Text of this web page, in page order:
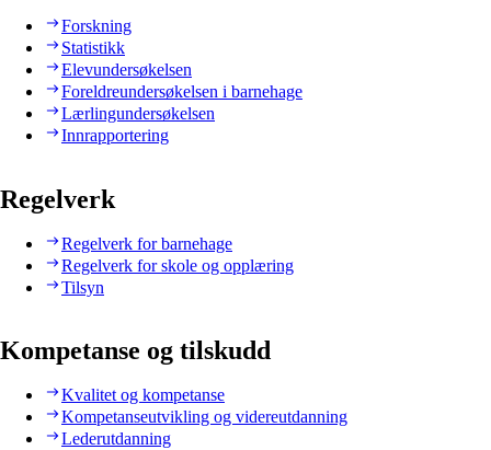
Forskning
Statistikk
Elevundersøkelsen
Foreldreundersøkelsen i barnehage
Lærlingundersøkelsen
Innrapportering
Regelverk
Regelverk for barnehage
Regelverk for skole og opplæring
Tilsyn
Kompetanse og tilskudd
Kvalitet og kompetanse
Kompetanseutvikling og videreutdanning
Lederutdanning